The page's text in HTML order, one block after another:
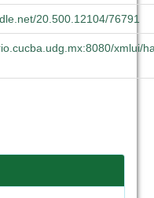
20.500.12104/76791
xmlui/